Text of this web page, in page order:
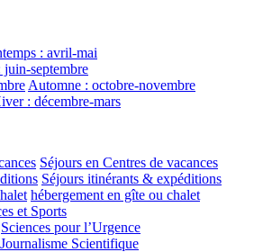
: avril-mai
juin-septembre
Automne : octobre-novembre
: décembre-mars
Séjours en Centres de vacances
Séjours itinérants & expéditions
hébergement en gîte ou chalet
et Sports
Sciences pour l’Urgence
Journalisme Scientifique